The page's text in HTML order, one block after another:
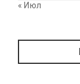
« Июл